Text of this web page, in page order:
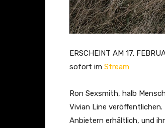
ERSCHEINT AM 17.
sofort im Stream
Ron Sexsmith, halb
Vivian Line veröffentlichen.
Anbietern erhältlich, und